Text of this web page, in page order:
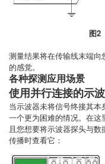
图2
测量结果将在传输线末端向
的感觉。
各种探测应用场景
使用并行连接的示
当示波器未将信号终接其
一个更为困难的情况。在
且您想要将示波器探头与
传播时查看它：